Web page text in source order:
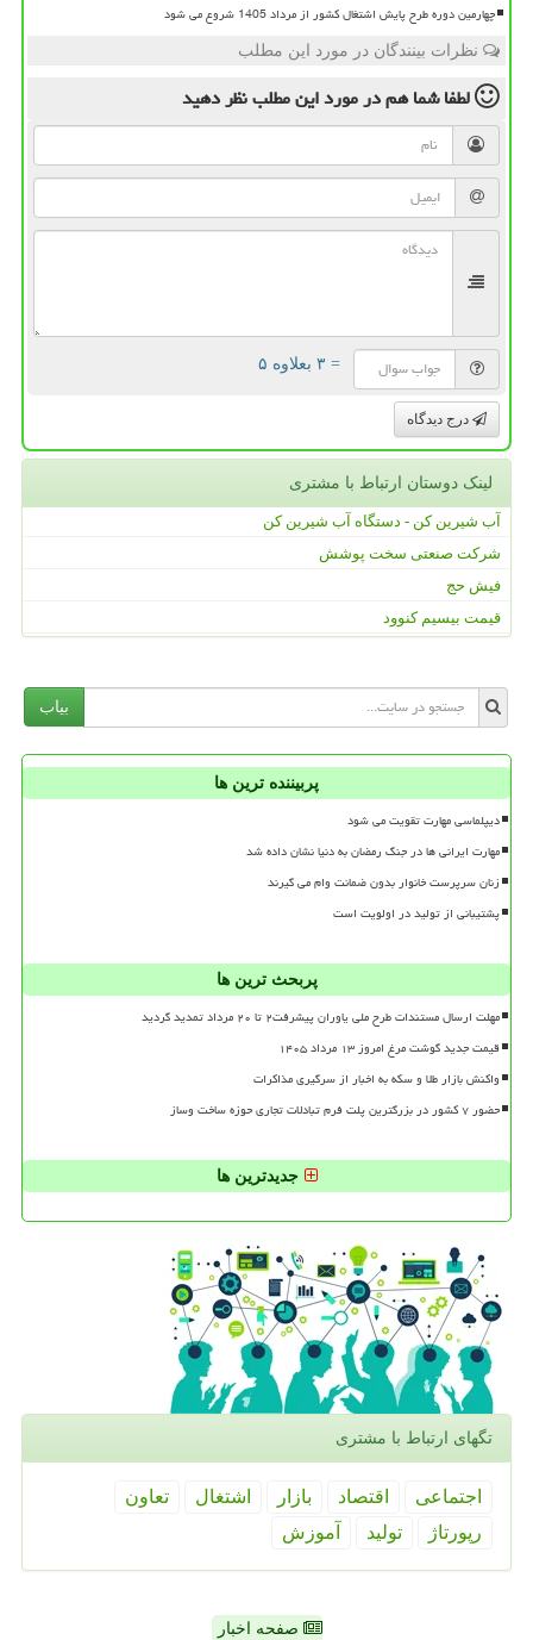
چهارمین دوره طرح پایش اشتغال کشور از مرداد 1405 شروع می شود
نظرات بینندگان در مورد این مطلب
لطفا شما همدر مورد این مطلبنظر دهید
= ۳ بعلاوه ۵
درج دیدگاه
لینک دوستان ارتباط با مشتری
آب شیرین کن - دستگاه آب شیرین کن
شرکت صنعتی سخت پوشش
فیش حج
قیمت بیسیم کنوود
بیاب
پربیننده ترین ها
دیپلماسی مهارت تقویت می شود
مهارت ایرانی ها در جنگ رمضان به دنیا نشان داده شد
زنان سرپرست خانوار بدون ضمانت وام می گیرند
پشتیبانی از تولید در اولویت است
پربحث ترین ها
مهلت ارسال مستندات طرح ملی یاوران پیشرفت۲ تا ۲۰ مرداد تمدید گردید
قیمت جدید گوشت مرغ امروز ۱۳ مرداد ۱۴۰۵
واکنش بازار طلا و سکه به اخبار از سرگیری مذاکرات
حضور ۷ کشور در بزرگترین پلت فرم تبادلات تجاری حوزه ساخت وساز
جدیدترین ها
تگهای ارتباط با مشتری
اجتماعی اقتصاد بازار اشتغال
تعاون
رپورتاژ
تولید آموزش
صفحه اخبار